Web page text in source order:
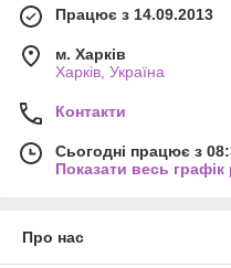
Працює з 14.09.2013
м. Харків
Харків, Україна
Контакти
Сьогодні працює з
Показати весь графік
Про нас